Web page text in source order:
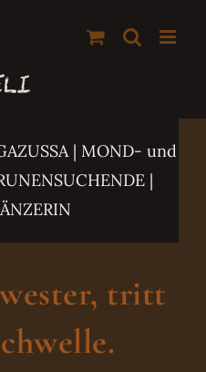
| MOND- und
|
tritt